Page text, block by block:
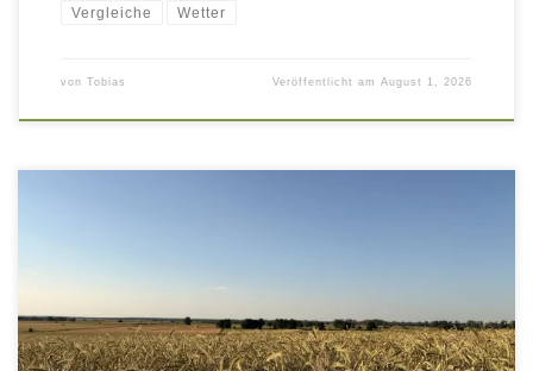
Vergleiche Wetter
von Tobias Veröffentlicht amAugust 1, 2026
im Juni 2026, mit Vergleichsdaten aus den Juni-Monaten der
Jahre 2016 – 2025 (10-jähriges Klimamittel Bad Belzig). Für
eine bessere Übersicht lassen sich einzelne Kurven in der
Legende durch Anklicken ein- und ausblenden. Für die